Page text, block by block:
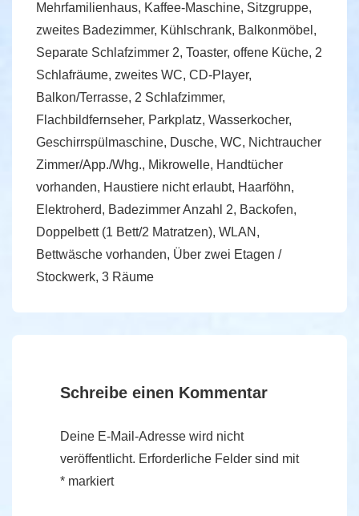
Mehrfamilienhaus, Kaffee-Maschine, Sitzgruppe,
zweites Badezimmer, Kühlschrank, Balkonmöbel,
Separate Schlafzimmer 2, Toaster, offene Küche, 2
Schlafräume, zweites WC, CD-Player,
Balkon/Terrasse, 2 Schlafzimmer,
Flachbildfernseher, Parkplatz, Wasserkocher,
Geschirrspülmaschine, Dusche, WC, Nichtraucher
Zimmer/App./Whg., Mikrowelle, Handtücher
vorhanden, Haustiere nicht erlaubt, Haarföhn,
Elektroherd, Badezimmer Anzahl 2, Backofen,
Doppelbett (1 Bett/2 Matratzen), WLAN,
Bettwäsche vorhanden, Über zwei Etagen /
Stockwerk, 3 Räume
Schreibe einen Kommentar
Deine E-Mail-Adresse wird nicht
veröffentlicht. Erforderliche Felder sind mit
* markiert